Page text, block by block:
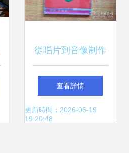
從唱片到音像制作
通訊音像制品的收
藏雜項與行業生態
查看詳情
更新時間：2026-06-19
19:20:48